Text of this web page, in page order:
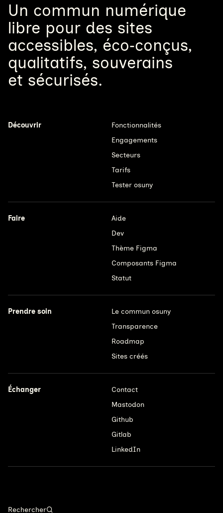
Un commun numérique
libre pour des sites
accessibles, éco‑conçus,
qualitatifs, souverains
et sécurisés.
Découvrir
Fonctionnalités
Engagements
Secteurs
Tarifs
Tester osuny
Faire
Aide
Dev
Thème Figma
Composants Figma
Statut
Prendre soin
Le commun osuny
Transparence
Roadmap
Sites créés
Échanger
Contact
Mastodon
Github
Gitlab
LinkedIn
Rechercher